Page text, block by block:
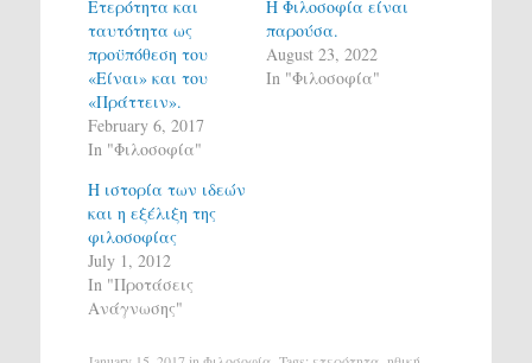
Ετερότητα και
ταυτότητα ως
προϋπόθεση του
«Είναι» και του
«Πράττειν».
February 6, 2017
In "Φιλοσοφία"
Η Φιλοσοφία είναι
παρούσα.
August 23, 2022
In "Φιλοσοφία"
Η ιστορία των ιδεών
και η εξέλιξη της
φιλοσοφίας
July 1, 2012
In "Προτάσεις
Ανάγνωσης"